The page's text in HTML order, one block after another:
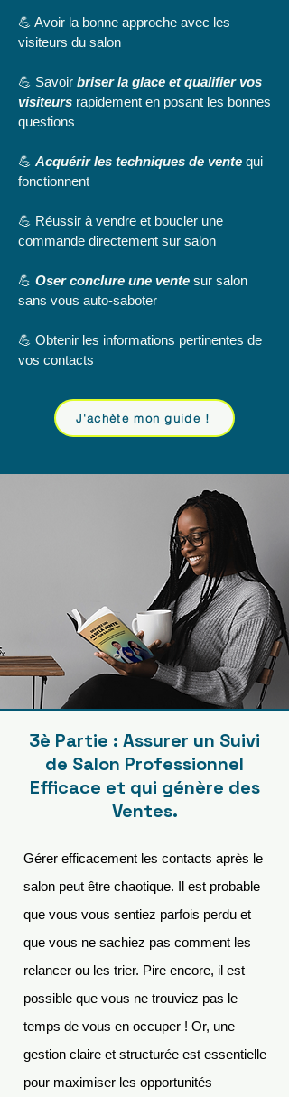
💪 Avoir la bonne approche avec les
visiteurs du salon
💪 Savoir briser la glace et qualifier vos
visiteurs rapidement en posant les bonnes
questions
💪 Acquérir les techniques de vente qui
fonctionnent
💪 Réussir à vendre et boucler une
commande directement sur salon
💪 Oser conclure une vente sur salon
sans vous auto-saboter
💪 Obtenir les informations pertinentes de
vos contacts
J'achète mon guide !
3è Partie : Assurer un Suivi
de Salon Professionnel
Efficace et qui génère des
Ventes.
Gérer efficacement les contacts après le
salon peut être chaotique. Il est probable
que vous vous sentiez parfois perdu et
que vous ne sachiez pas comment les
relancer ou les trier. Pire encore, il est
possible que vous ne trouviez pas le
temps de vous en occuper ! Or, une
gestion claire et structurée est essentielle
pour maximiser les opportunités